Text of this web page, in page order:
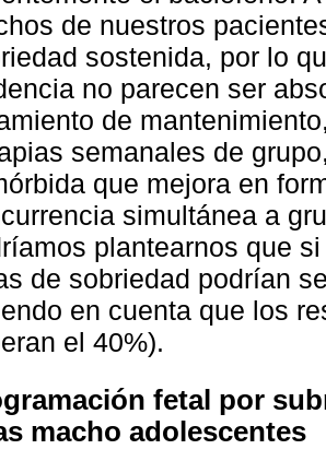
de nuestros
sostenida, por lo
no parecen ser
de
semanales de
que mejora en
simultánea a
plantearnos que
de sobriedad podrían
en cuenta que los
el 40%).
fetal por
macho adolescentes